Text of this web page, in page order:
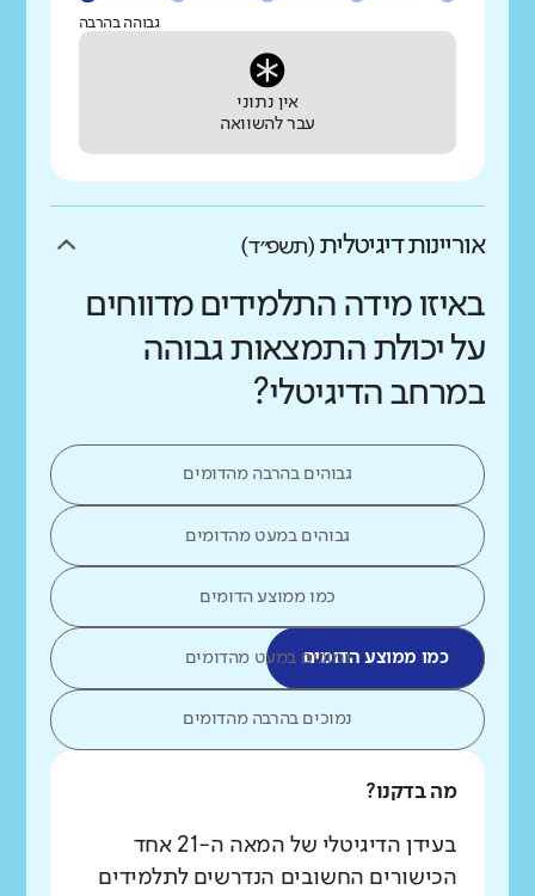
גבוהה בהרבה
אין נתוני
עבר להשוואה
אוריינות דיגיטלית (תשפ״ד)
באיזו מידה התלמידים מדווחים
על יכולת התמצאות גבוהה
במרחב הדיגיטלי?
גבוהים בהרבה מהדומים
גבוהים במעט מהדומים
כמו ממוצע הדומים
כמו ממוצע הדומיםנמוכים במעט מהדומים
נמוכים בהרבה מהדומים
מה בדקנו?
בעידן הדיגיטלי של המאה ה-21 אחד
הכישורים החשובים הנדרשים לתלמידים